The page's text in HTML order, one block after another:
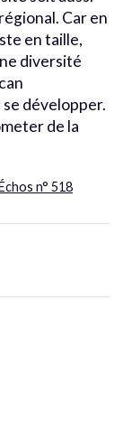
Car en
en taille,
diversité
développer.
de la
n° 518